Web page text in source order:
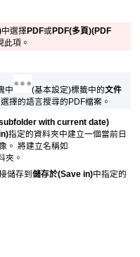
中選擇 PDF或PDF(多頁)(PDF
此項。
中 (基本設定)標籤中的文件
擇的語言搜尋的PDF檔案。
with current date)
指定的資料夾中建立一個當前日
。 將建立名稱如
夾。
儲存到儲存於(Save in)中指定的